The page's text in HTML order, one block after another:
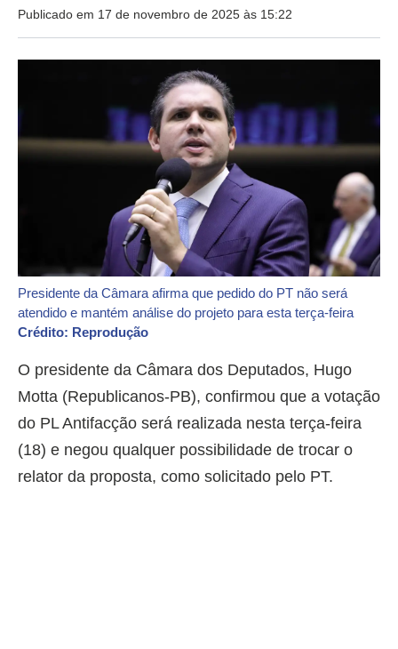
Publicado em 17 de novembro de 2025 às 15:22
Presidente da Câmara afirma que pedido do PT não será
atendido e mantém análise do projeto para esta terça-feira
Crédito: Reprodução
O presidente da Câmara dos Deputados, Hugo
Motta (Republicanos-PB), confirmou que a votação
do PL Antifacção será realizada nesta terça-feira
(18) e negou qualquer possibilidade de trocar o
relator da proposta, como solicitado pelo PT.